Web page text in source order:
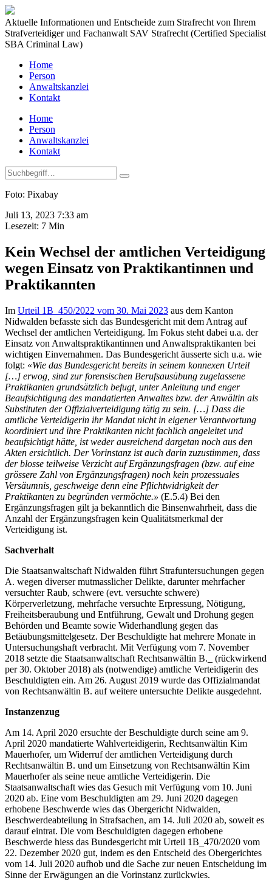
Aktuelle Informationen und Entscheide zum Strafrecht von Ihrem
Strafverteidiger und Fachanwalt SAV Strafrecht (Certified Specialist
SBA Criminal Law)
Home
Person
Anwaltskanzlei
Kontakt
Home
Person
Anwaltskanzlei
Kontakt
Foto: Pixabay
Juli 13, 2023 7:33 am
Lesezeit: 7 Min
Kein Wechsel der amtlichen Verteidigung
wegen Einsatz von Praktikantinnen und
Praktikannten
Im Urteil 1B_450/2022 vom 30. Mai 2023 aus dem Kanton
Nidwalden befasste sich das Bundesgericht mit dem Antrag auf
Wechsel der amtlichen Verteidigung. Im Fokus steht dabei u.a. der
Einsatz von Anwaltspraktikantinnen und Anwaltspraktikanten bei
wichtigen Einvernahmen. Das Bundesgericht äusserte sich u.a. wie
folgt: «Wie das Bundesgericht bereits in seinem konnexen Urteil
[…] erwog, sind zur forensischen Berufsausübung zugelassene
Praktikanten grundsätzlich befugt, unter Anleitung und enger
Beaufsichtigung des mandatierten Anwaltes bzw. der Anwältin als
Substituten der Offizialverteidigung tätig zu sein. […] Dass die
amtliche Verteidigerin ihr Mandat nicht in eigener Verantwortung
koordiniert und ihre Praktikanten nicht fachlich angeleitet und
beaufsichtigt hätte, ist weder ausreichend dargetan noch aus den
Akten ersichtlich. Der Vorinstanz ist auch darin zuzustimmen, dass
der blosse teilweise Verzicht auf Ergänzungsfragen (bzw. auf eine
grössere Zahl von Ergänzungsfragen) noch kein prozessuales
Versäumnis, geschweige denn eine Pflichtwidrigkeit der
Praktikanten zu begründen vermöchte.» (E.5.4) Bei den
Ergänzungsfragen gilt ja bekanntlich die Binsenwahrheit, dass die
Anzahl der Ergänzungsfragen kein Qualitätsmerkmal der
Verteidigung ist.
Sachverhalt
Die Staatsanwaltschaft Nidwalden führt Strafuntersuchungen gegen
A. wegen diverser mutmasslicher Delikte, darunter mehrfacher
versuchter Raub, schwere (evt. versuchte schwere)
Körperverletzung, mehrfache versuchte Erpressung, Nötigung,
Freiheitsberaubung und Entführung, Gewalt und Drohung gegen
Behörden und Beamte sowie Widerhandlung gegen das
Betäubungsmittelgesetz. Der Beschuldigte hat mehrere Monate in
Untersuchungshaft verbracht. Mit Verfügung vom 7. November
2018 setzte die Staatsanwaltschaft Rechtsanwältin B._ (rückwirkend
per 30. Oktober 2018) als (notwendige) amtliche Verteidigerin des
Beschuldigten ein. Am 26. August 2019 wurde das Offizialmandat
von Rechtsanwältin B. auf weitere untersuchte Delikte ausgedehnt.
Instanzenzug
Am 14. April 2020 ersuchte der Beschuldigte durch seine am 9.
April 2020 mandatierte Wahlverteidigerin, Rechtsanwältin Kim
Mauerhofer, um Widerruf der amtlichen Verteidigung durch
Rechtsanwältin B. und um Einsetzung von Rechtsanwältin Kim
Mauerhofer als seine neue amtliche Verteidigerin. Die
Staatsanwaltschaft wies das Gesuch mit Verfügung vom 10. Juni
2020 ab. Eine vom Beschuldigten am 29. Juni 2020 dagegen
erhobene Beschwerde wies das Obergericht Nidwalden,
Beschwerdeabteilung in Strafsachen, am 14. Juli 2020 ab, soweit es
darauf eintrat. Die vom Beschuldigten dagegen erhobene
Beschwerde hiess das Bundesgericht mit Urteil 1B_470/2020 vom
22. Dezember 2020 gut, indem es den Entscheid des Obergerichtes
vom 14. Juli 2020 aufhob und die Sache zur neuen Entscheidung im
Sinne der Erwägungen an die Vorinstanz zurückwies.